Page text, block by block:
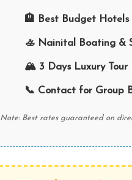
🏨 Best Budget
🚣 Nainital Boating &
🏔️ 3 Days Luxury Tour
📞 Contact for Group
Note: Best rates guaranteed on